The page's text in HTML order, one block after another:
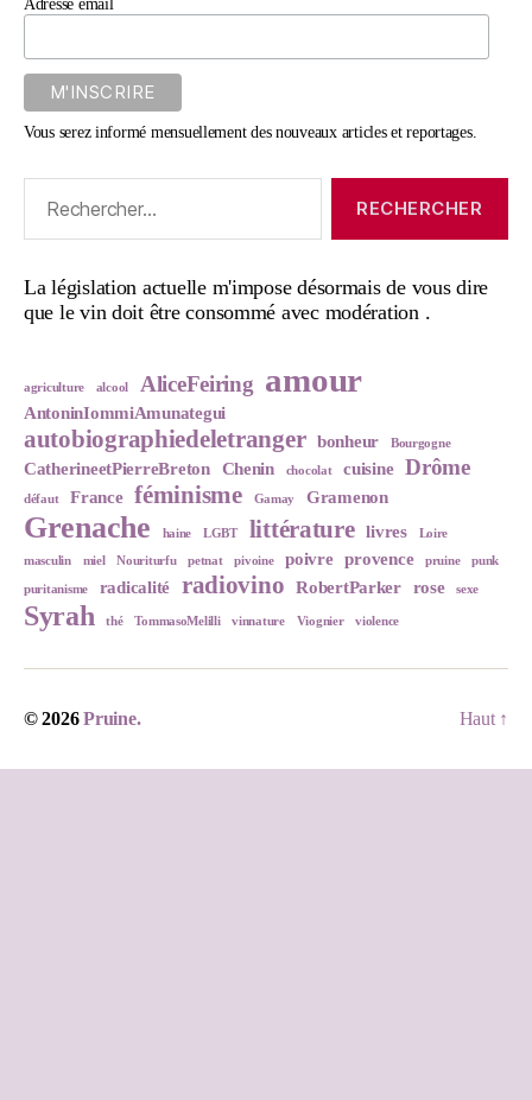
Adresse email
Vous serez informé mensuellement des nouveaux articles et reportages.
La législation actuelle m'impose désormais de vous dire
que le vin doit être consommé avec modération .
agriculture alcool AliceFeiring amour
AntoninIommiAmunategui
autobiographiedeletranger bonheur Bourgogne
CatherineetPierreBreton Chenin chocolat cuisine Drôme
défaut France féminisme Gamay Gramenon
Grenache haine LGBT littérature livres Loire
masculin miel Nouriturfu petnat pivoine poivre provence pruine punk
puritanisme radicalité radiovino RobertParker rose sexe
Syrah thé TommasoMelilli vinnature Viognier violence
© 2026Pruine. Haut ↑